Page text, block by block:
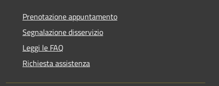
Prenotazione appuntamento
Segnalazione disservizio
Leggi le FAQ
Richiesta assistenza